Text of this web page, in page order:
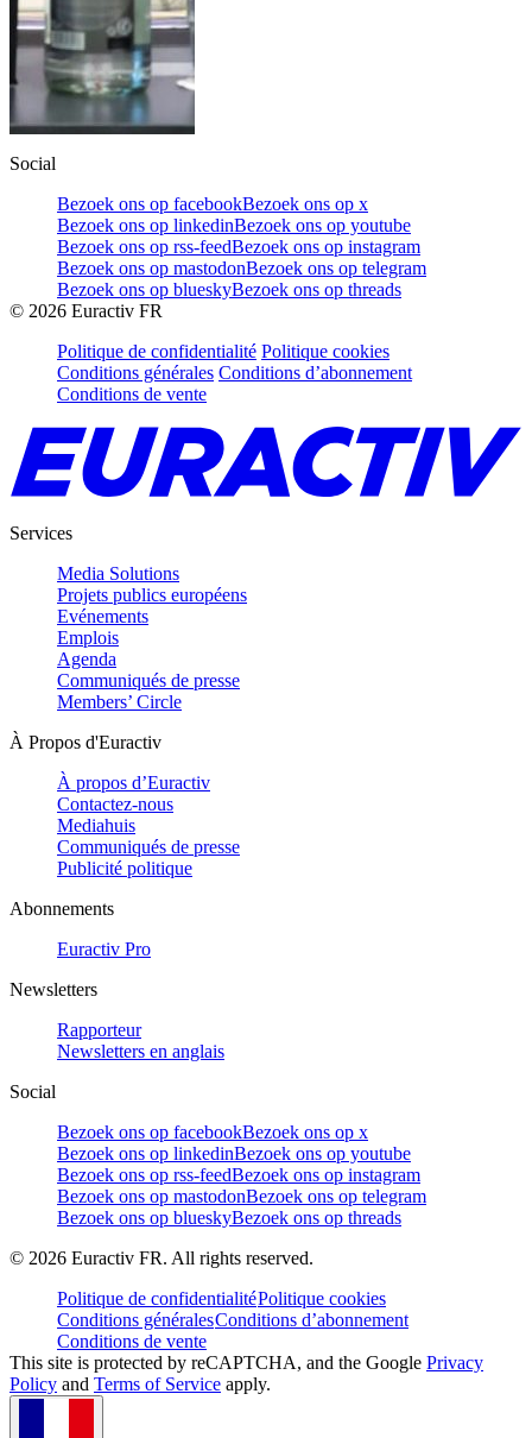
Social
Bezoek ons op facebookBezoek ons op x
Bezoek ons op linkedinBezoek ons op youtube
Bezoek ons op rss-feedBezoek ons op instagram
Bezoek ons op mastodonBezoek ons op telegram
Bezoek ons op blueskyBezoek ons op threads
© 2026 Euractiv FR
Politique de confidentialité Politique cookies
Conditions générales Conditions d’abonnement
Conditions de vente
Services
Media Solutions
Projets publics européens
Evénements
Emplois
Agenda
Communiqués de presse
Members’ Circle
À Propos d'Euractiv
À propos d’Euractiv
Contactez-nous
Mediahuis
Communiqués de presse
Publicité politique
Abonnements
Euractiv Pro
Newsletters
Rapporteur
Newsletters en anglais
Social
Bezoek ons op facebookBezoek ons op x
Bezoek ons op linkedinBezoek ons op youtube
Bezoek ons op rss-feedBezoek ons op instagram
Bezoek ons op mastodonBezoek ons op telegram
Bezoek ons op blueskyBezoek ons op threads
© 2026 Euractiv FR. All rights reserved.
Politique de confidentialitéPolitique cookies
Conditions généralesConditions d’abonnement
Conditions de vente
This site is protected by reCAPTCHA, and the Google Privacy
Policy and Terms of Service apply.